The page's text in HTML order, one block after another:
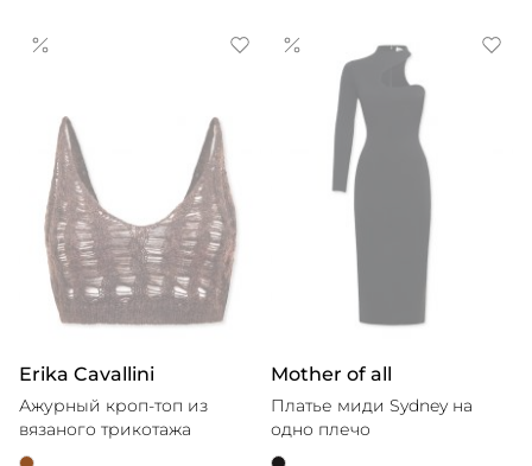
Erika Cavallini
Ажурный кроп-топ из
вязаного трикотажа
Mother of all
Платье миди Sydney на
одно плечо